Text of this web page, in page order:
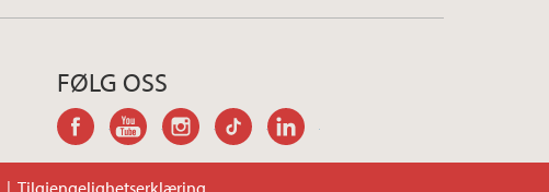
FØLG OSS
facebookyoutubeinstagramtiktok
Tilgjengelighetserklæring